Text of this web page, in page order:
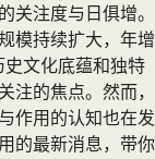
关注度与日俱增。
模持续扩大，年增
文化底蕴和独特
注的焦点。然而，
作用的认知也在发
的最新消息，带你